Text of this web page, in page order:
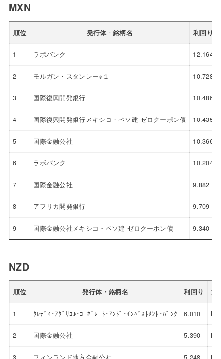
MXN
順位 発行体・銘柄名 利回り
1 ラボバンク 12.164
2 モルガン・スタンレー※１ 10.728
3 国際復興開発銀行 10.486
4 国際復興開発銀行メキシコ・ペソ建 ゼロクーポン債 10.435
5 国際金融公社 10.366
6 ラボバンク 10.204
7 国際金融公社 9.882
8 アフリカ開発銀行 9.709
9 国際金融公社メキシコ・ペソ建 ゼロクーポン債 9.340
NZD
順位 発行体・銘柄名 利回り 通
1 ｸﾚﾃﾞｨ･ｱｸﾞﾘｺﾙ･ｺｰﾎﾟﾚｰﾄ･ｱﾝﾄﾞ･ｲﾝﾍﾞｽﾄﾒﾝﾄ･ﾊﾞﾝｸ 6.010
2 国際金融公社 5.390
3 フィンランド地方金融公社 5.248